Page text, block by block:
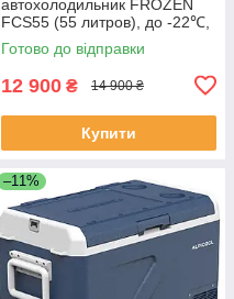
автохолодильник FROZEN
FCS55 (55 литров), до -22℃,
(55 літрів). 12, 24, 220 Вольт
Готово до відправки
12 900 ₴ 14 900 ₴
Купити
–11%